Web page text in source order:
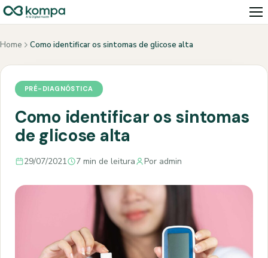
Home Como identificar os sintomas de glicose alta
PRÉ-DIAGNÓSTICA
Como identificar os sintomas
de glicose alta
29/07/2021 7 min de leitura Por admin